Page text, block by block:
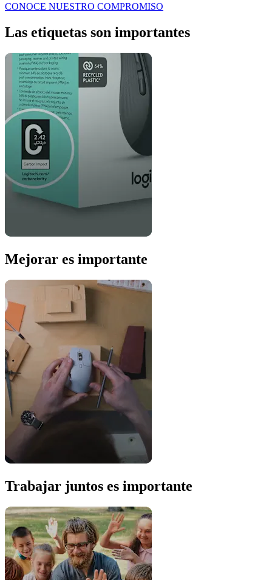
CONOCE NUESTRO COMPROMISO
Las etiquetas son importantes
Mejorar es importante
Trabajar juntos es importante